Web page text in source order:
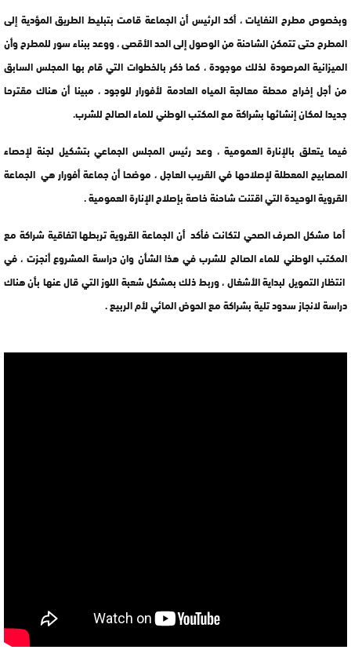
وبخصوص مطرح النفايات ، أكد الرئيس أن الجماعة قامت بتبليط الطريق المؤدية إلى
المطرح حتى تتمكن الشاحنة من الوصول إلى الحد الأقصى ، ووعد ببناء سور للمطرح وأن
الميزانية المرصودة لذلك موجودة ، كما ذكر بالخطوات التي قام بها المجلس السابق
من أجل إخراج محطة معالجة المياه العادمة لأفورار للوجود ، مبينا أن هناك مقترحا
جديدا لمكان إنشائها بشراكة مع المكتب الوطني للماء الصالح للشرب.
فيما يتعلق بالإنارة العمومية ، وعد رئيس المجلس الجماعي بتشكيل لجنة لإحصاء
المصابيح المعطلة لإصلاحها في القريب العاجل ، موضحا أن جماعة أفورار هي الجماعة
القروية الوحيدة التي اقتنت شاحنة خاصة بإصلاح الإنارة العمومية .
أما مشكل الصرف الصحي لتكانت فأكد أن الجماعة القروية تربطها اتفاقية شراكة مع
المكتب الوطني للماء الصالح للشرب في هذا الشأن وان دراسة المشروع أنجزت ، في
انتظار التمويل لبداية الأشغال ، وربط ذلك بمشكل شعبة اللوز التي قال عنها بأن هناك
دراسة لانجاز سدود تلية بشراكة مع الحوض المائي لأم الربيع .